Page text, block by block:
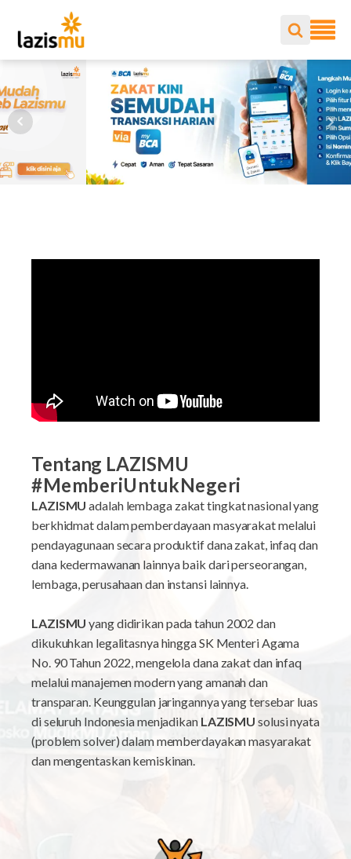
Tentang LAZISMU
#MemberiUntukNegeri
LAZISMU adalah lembaga zakat tingkat nasional yang
berkhidmat dalam pemberdayaan masyarakat melalui
pendayagunaan secara produktif dana zakat, infaq dan
dana kedermawanan lainnya baik dari perseorangan,
lembaga, perusahaan dan instansi lainnya.
LAZISMU yang didirikan pada tahun 2002 dan
dikukuhkan legalitasnya hingga SK Menteri Agama
No. 90 Tahun 2022, mengelola dana zakat dan infaq
melalui manajemen modern yang amanah dan
transparan. Keunggulan jaringannya yang tersebar luas
di seluruh Indonesia menjadikan LAZISMU solusi nyata
(problem solver) dalam memberdayakan masyarakat
dan mengentaskan kemiskinan.